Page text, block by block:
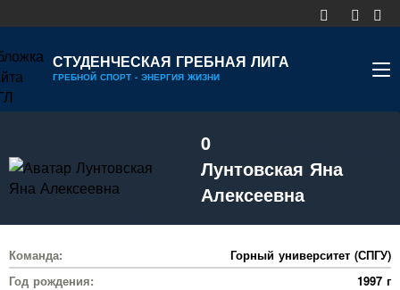
СТУДЕНЧЕСКАЯ ГРЕБНАЯ ЛИГА
ГРЕБНОЙ СПОРТ - ЭНЕРГИЯ ЖИЗНИ
КАЛЕНДАРЬ
ДИВИЗИОНЫ
УЧАСТНИКИ
РЕЙТИНГ
0
Лунтовская Яна
Алексеевна
Команда:
Горный университет (СПГУ)
Год рождения:
1997 г